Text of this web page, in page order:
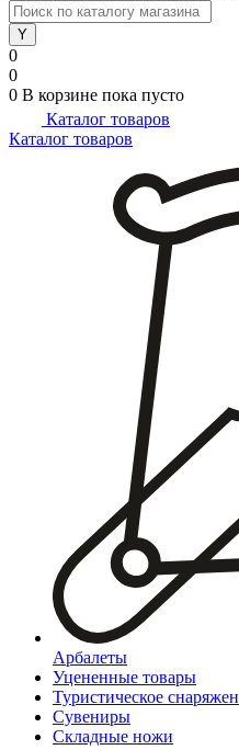
0
0
0 В корзине пока пусто
Каталог товаров
Каталог товаров
Арбалеты
Уцененные товары
Туристическое
Сувениры
Складные ножи